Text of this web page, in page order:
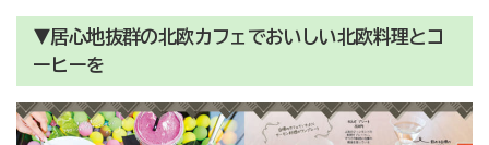
▼居心地抜群の北欧カフェでおいしい北欧料理とコ
ーヒーを